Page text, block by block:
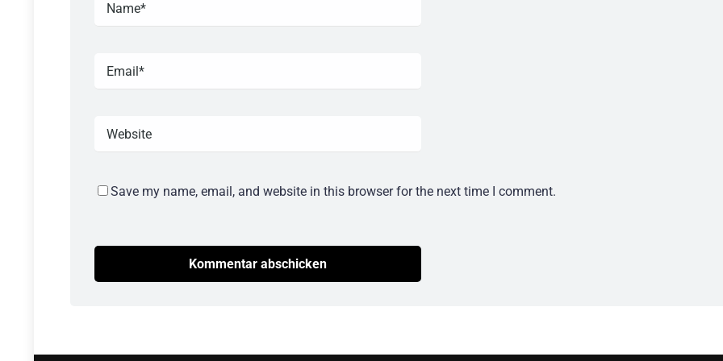
Save my name, email, and website in this browser for the next time I comment.